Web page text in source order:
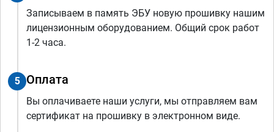
Записываем в память ЭБУ новую прошивку нашим
лицензионным оборудованием. Общий срок работ
1-2 часа.
5 Оплата
Вы оплачиваете наши услуги, мы отправляем вам
сертификат на прошивку в электронном виде.